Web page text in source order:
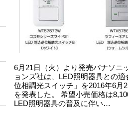
6月21日（火）より発売パナソニ
ョンズ社は、LED照明器具との
位相調光スイッチ」を2016年6月
を発表した。 希望小売価格は
LED照明器具の普及に伴い…